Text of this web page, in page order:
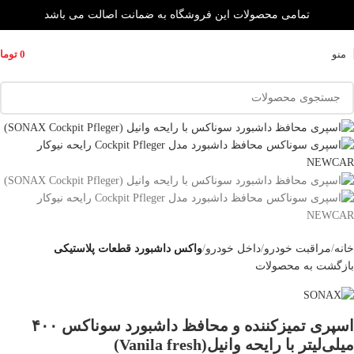
تمامی محصولات این فروشگاه به ضمانت اصالت می باشد
منو 0
خانه مراقبت خودرو داخل خودرو واکس داشبورد قطعات پلاستیکی
بازگشت به محصولات
اسپری تمیزکننده و محافظ داشبورد سوناکس ۴۰۰
میلی‌لیتر با رایحه وانیل(Vanila fresh)